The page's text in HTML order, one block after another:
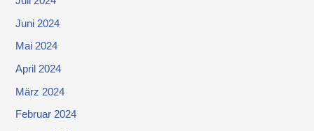
Juni 2024
Mai 2024
April 2024
März 2024
Februar 2024